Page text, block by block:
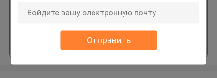
Отправить
естественное/сжиженный газ
Продолжать